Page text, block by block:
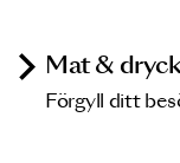
Mat &
Förgyll ditt